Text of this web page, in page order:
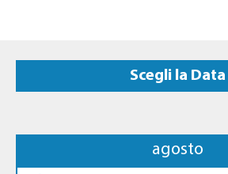
Scegli la Data
agosto